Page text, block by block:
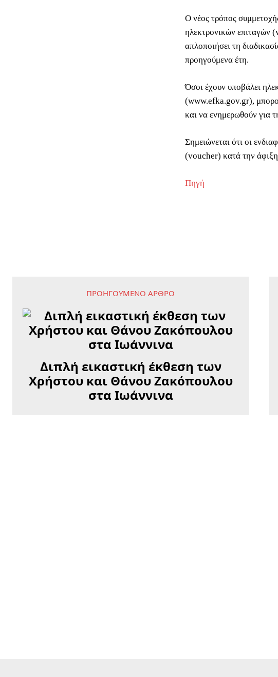
Ο νέος τρόπος
ηλεκτρονικών επιταγών
απλοποιήσει τη
προηγούμενα έτη.
Όσοι έχουν υποβάλει
(www.efka.gov.gr),
και να ενημερωθούν για
Σημειώνεται ότι οι
(voucher) κατά την
Πηγή
ΠΡΟΗΓΟΎΜΕΝΟ ΆΡΘΡΟ
Διπλή εικαστική έκθεση των
Χρήστου και Θάνου Ζακόπουλου
στα Ιωάννινα